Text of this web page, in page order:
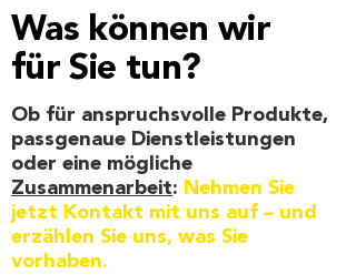
Was können wir
für Sie tun?
Ob für anspruchsvolle Produkte,
passgenaue Dienstleistungen
oder eine mögliche
Zusammenarbeit: Nehmen Sie
jetzt Kontakt mit uns auf – und
erzählen Sie uns, was Sie
vorhaben.